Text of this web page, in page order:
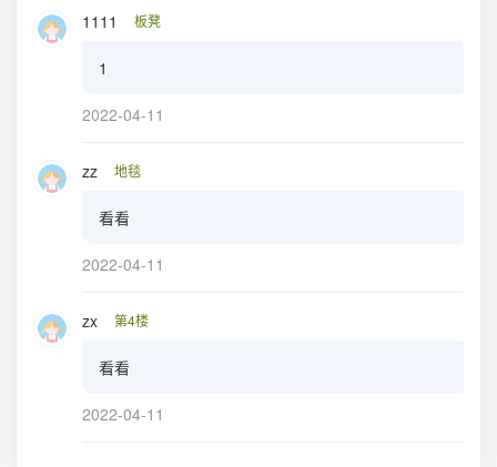
1111 板凳
1
2022-04-11
zz 地毯
看看
2022-04-11
zx 第4楼
看看
2022-04-11